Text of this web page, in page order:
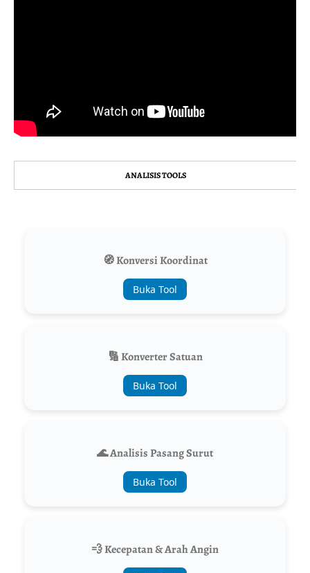
ANALISIS TOOLS
🧭 Konversi Koordinat
Buka Tool
🔢 Konverter Satuan
Buka Tool
🌊 Analisis Pasang Surut
Buka Tool
💨 Kecepatan & Arah Angin